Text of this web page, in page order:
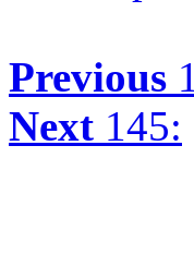
Previous
Next 145: